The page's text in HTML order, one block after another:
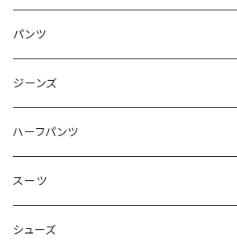
50/XL～
48/L
50/XL～
46/M
48/L
50/XL～
～44/S
46/M
48/L
50/XL～
パンツ
～44/S
46/M
48/L
50/XL～
ジーンズ
～44/S
46/M
48/L
ハーフパンツ
～44/S
46/M
スーツ
～44/S
シューズ